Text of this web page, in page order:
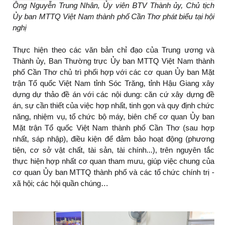
Ông Nguyễn Trung Nhân, Ủy viên BTV Thành ủy, Chủ tịch
Ủy ban MTTQ Việt Nam thành phố Cần Thơ phát biểu tại hội
nghị
Thực hiện theo các văn bản chỉ đạo của Trung ương và
Thành ủy, Ban Thường trực Ủy ban MTTQ Việt Nam thành
phố Cần Thơ chủ trì phối hợp với các cơ quan Ủy ban Mặt
trận Tổ quốc Việt Nam tỉnh Sóc Trăng, tỉnh Hậu Giang xây
dựng dự thảo đề án với các nội dung: căn cứ xây dựng đề
án, sự cần thiết của việc hợp nhất, tinh gọn và quy định chức
năng, nhiệm vụ, tổ chức bộ máy, biên chế cơ quan Ủy ban
Mặt trận Tổ quốc Việt Nam thành phố Cần Thơ (sau hợp
nhất, sáp nhập), điều kiện để đảm bảo hoạt động (phương
tiện, cơ sở vật chất, tài sản, tài chính...), trên nguyên tắc
thực hiện hợp nhất cơ quan tham mưu, giúp việc chung của
cơ quan Ủy ban MTTQ thành phố và các tổ chức chính trị -
xã hội; các hội quần chúng…